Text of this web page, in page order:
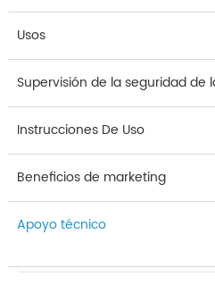
Usos
Instrucciones De Uso
Beneficios de marketing
Apoyo técnico